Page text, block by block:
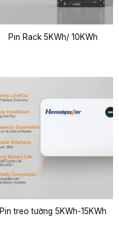
Pin Rack 5KWh/ 10KWh
Pin treo tường 5KWh-15KWh